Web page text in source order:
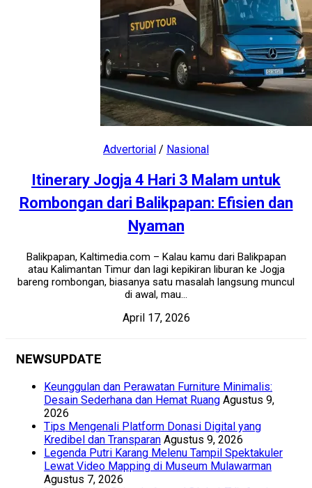
Advertorial / Nasional
Itinerary Jogja 4 Hari 3 Malam untuk
Rombongan dari Balikpapan: Efisien dan
Nyaman
Balikpapan, Kaltimedia.com – Kalau kamu dari Balikpapan
atau Kalimantan Timur dan lagi kepikiran liburan ke Jogja
bareng rombongan, biasanya satu masalah langsung muncul
di awal, mau...
April 17, 2026
NEWSUPDATE
Keunggulan dan Perawatan Furniture Minimalis:
Desain Sederhana dan Hemat Ruang Agustus 9,
2026
Tips Mengenali Platform Donasi Digital yang
Kredibel dan Transparan Agustus 9, 2026
Legenda Putri Karang Melenu Tampil Spektakuler
Lewat Video Mapping di Museum Mulawarman
Agustus 7, 2026